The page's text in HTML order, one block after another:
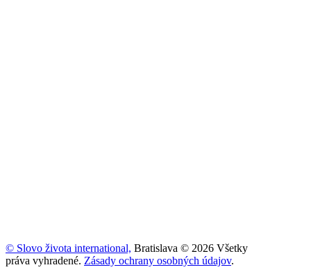
© Slovo života international, Bratislava © 2026 Všetky
práva vyhradené. Zásady ochrany osobných údajov.